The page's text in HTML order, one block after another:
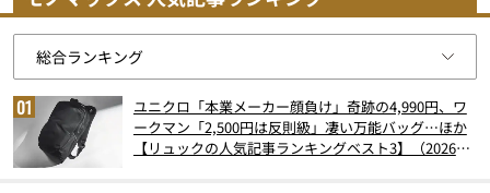
ユニクロ「本業メーカー顔負け」奇跡の4,990円、ワ
ークマン「2,500円は反則級」凄い万能バッグ…ほか
【リュックの人気記事ランキングベスト3】（2026年